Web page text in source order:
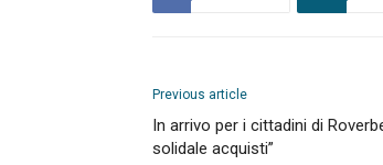
Previous article
In arrivo per i cittadini di
solidale acquisti”